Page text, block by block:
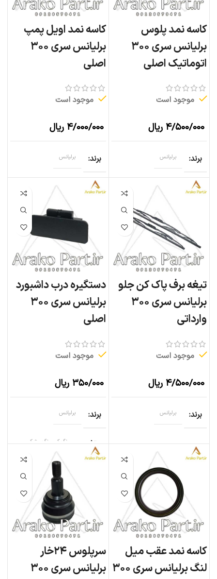
کاسه نمد پلوس
برلیانس سری ۳۰۰
اتوماتیک اصلی
موجود است
۴/۵۰۰/۰۰۰ ریال
برند برلیانس
کاسه نمد اویل پمپ
برلیانس سری ۳۰۰
اصلی
موجود است
۴/۰۰۰/۰۰۰ ریال
برند برلیانس
تیغه برف پاک کن جلو
برلیانس سری ۳۰۰
وارداتی
موجود است
۴/۵۰۰/۰۰۰ ریال
برند برلیانس
دستگیره درب داشبورد
برلیانس سری ۳۰۰
اصلی
موجود است
۳۵۰/۰۰۰ ریال
برند برلیانس
متغیر رنگ کرم, رنگ مشکی
کاسه نمد عقب میل
لنگ برلیانس سری ۳۰۰
سرپلوس ۲۴خار
برلیانس سری ۳۰۰